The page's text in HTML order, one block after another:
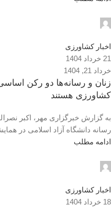
اخبار کشاورزی
21 خرداد 1404
خرداد 21, 1404
زنان و رسانه‌ها دو رکن
کشاورزی هستند
به گزارش خبرگزاری مهر، اکبر
رسانه دانشگاه آزاد اسلامی در
ادامه مطلب
اخبار کشاورزی
18 خرداد 1404